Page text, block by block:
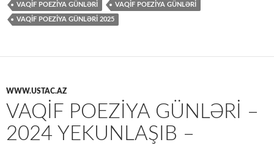
VAQİF POEZİYA GÜNLƏRİ VAQIF POEZIYA GÜNLƏRI
VAQIF POEZIYA GÜNLƏRI 2025
WWW.USTAC.AZ
VAQIF POEZIYA GÜNLƏRI –
2024 YEKUNLAŞIB –